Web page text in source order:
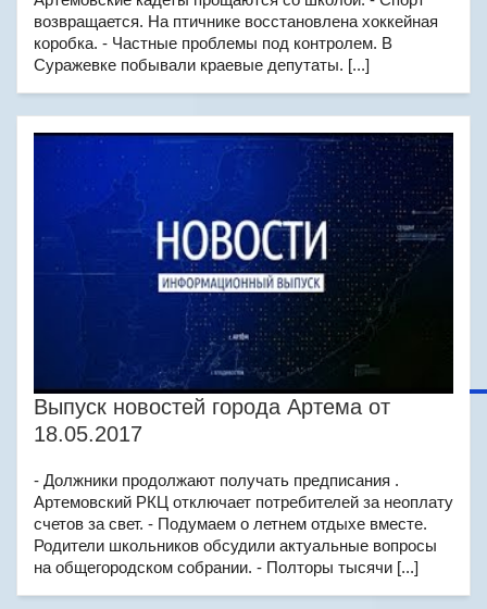
возвращается. На птичнике восстановлена хоккейная
коробка. - Частные проблемы под контролем. В
Суражевке побывали краевые депутаты. [...]
Выпуск новостей города Артема от
18.05.2017
- Должники продолжают получать предписания .
Артемовский РКЦ отключает потребителей за неоплату
счетов за свет. - Подумаем о летнем отдыхе вместе.
Родители школьников обсудили актуальные вопросы
на общегородском собрании. - Полторы тысячи [...]